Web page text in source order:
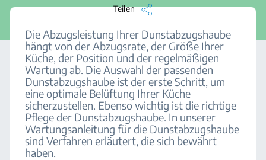
Teilen
Die Abzugsleistung Ihrer Dunstabzugshaube
hängt von der Abzugsrate, der Größe Ihrer
Küche, der Position und der regelmäßigen
Wartung ab. Die Auswahl der passenden
Dunstabzugshaube ist der erste Schritt, um
eine optimale Belüftung Ihrer Küche
sicherzustellen. Ebenso wichtig ist die richtige
Pflege der Dunstabzugshaube. In unserer
Wartungsanleitung für die Dunstabzugshaube
sind Verfahren erläutert, die sich bewährt
haben.